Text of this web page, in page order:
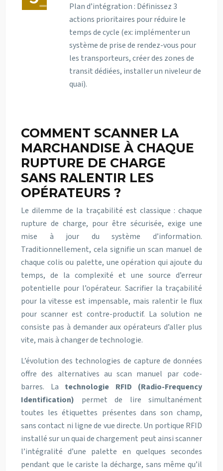
Plan d’intégration : Définissez 3
actions prioritaires pour réduire le
temps de cycle (ex: implémenter un
système de prise de rendez-vous pour
les transporteurs, créer des zones de
transit dédiées, installer un niveleur de
quai).
COMMENT SCANNER LA
MARCHANDISE À CHAQUE
RUPTURE DE CHARGE
SANS RALENTIR LES
OPÉRATEURS ?
Le dilemme de la traçabilité est classique : chaque
rupture de charge, pour être sécurisée, exige une
mise à jour du système d’information.
Traditionnellement, cela signifie un scan manuel de
chaque colis ou palette, une opération qui ajoute du
temps, de la complexité et une source d’erreur
potentielle pour l’opérateur. Sacrifier la traçabilité
pour la vitesse est impensable, mais ralentir le flux
pour scanner est contre-productif. La solution ne
consiste pas à demander aux opérateurs d’aller plus
vite, mais à changer de technologie.
L’évolution des technologies de capture de données
offre des alternatives au scan manuel par code-
barres. La technologie RFID (Radio-Frequency
Identification) permet de lire simultanément
toutes les étiquettes présentes dans son champ,
sans contact ni ligne de vue directe. Un portique RFID
installé sur un quai de chargement peut ainsi scanner
l’intégralité d’une palette en quelques secondes
pendant que le cariste la décharge, sans même qu’il